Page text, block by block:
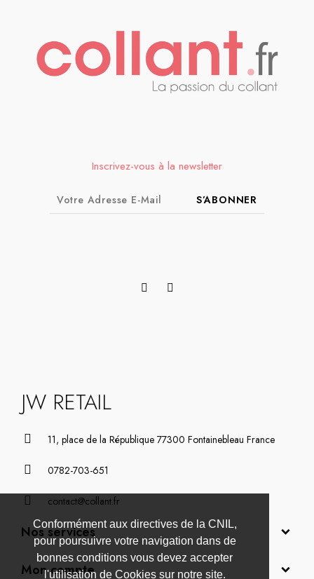
Conformément aux directives de la CNIL,
pour poursuivre votre navigation dans de
bonnes conditions vous devez accepter
l'utilisation de Cookies sur notre site.
Inscrivez-vous à la newsletter
S’ABONNER
JW RETAIL
11, place de la République 77300 Fontainebleau France
0782-703-651
contact@collant.fr
Nos services
Mon compte